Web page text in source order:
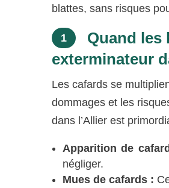
blattes, sans risques
1
Quand les
exterminateur
Les cafards se
dommages et les
dans l’Allier est
Apparition de
négliger.
Mues de cafards :